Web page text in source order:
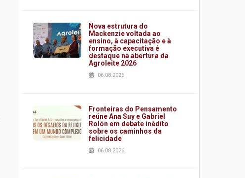
Nova estrutura do
Mackenzie voltada ao
ensino, à capacitação e à
formação executiva é
destaque na abertura da
Agroleite 2026
06.08.2026
Fronteiras do Pensamento
reúne Ana Suy e Gabriel
Rolón em debate inédito
sobre os caminhos da
felicidade
06.08.2026